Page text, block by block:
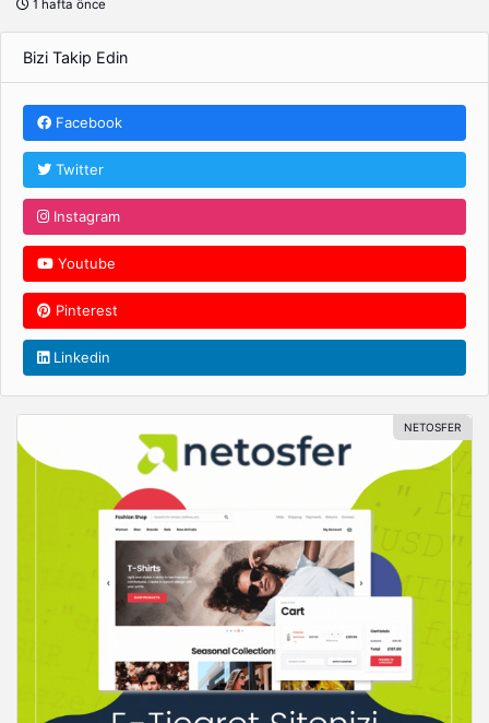
1 hafta önce
Bizi Takip Edin
Facebook
Twitter
Instagram
Youtube
Pinterest
Linkedin